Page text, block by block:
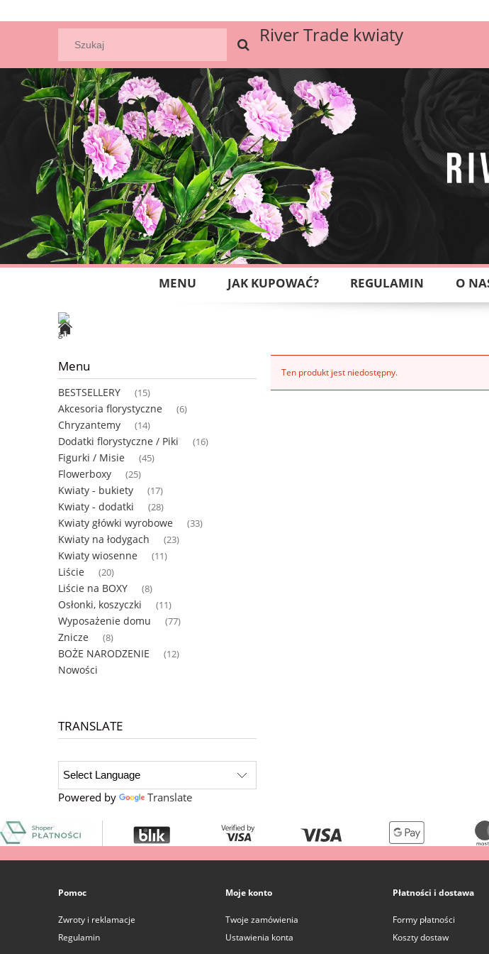
River Trade kwiaty
MENU JAK KUPOWAĆ? REGULAMIN O
Menu
BESTSELLERY (15)
Akcesoria florystyczne (6)
Chryzantemy (14)
Dodatki florystyczne / Piki (16)
Figurki / Misie (45)
Flowerboxy (25)
Kwiaty - bukiety (17)
Kwiaty - dodatki (28)
Kwiaty główki wyrobowe (33)
Kwiaty na łodygach (23)
Kwiaty wiosenne (11)
Liście (20)
Liście na BOXY (8)
Osłonki, koszyczki (11)
Wyposażenie domu (77)
Znicze (8)
BOŻE NARODZENIE (12)
Nowości
TRANSLATE
Powered by Translate
Ten produkt jest niedostępny.
Pomoc
Zwroty i reklamacje
Regulamin
Moje konto
Twoje zamówienia
Ustawienia konta
Płatności i dostawa
Formy płatności
Koszty dostaw